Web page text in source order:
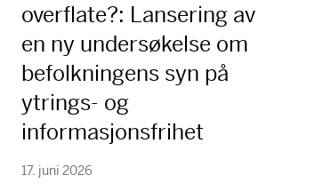
overflate?: Lansering av
en ny undersøkelse om
befolkningens syn på
ytrings- og
informasjonsfrihet
17. juni 2026